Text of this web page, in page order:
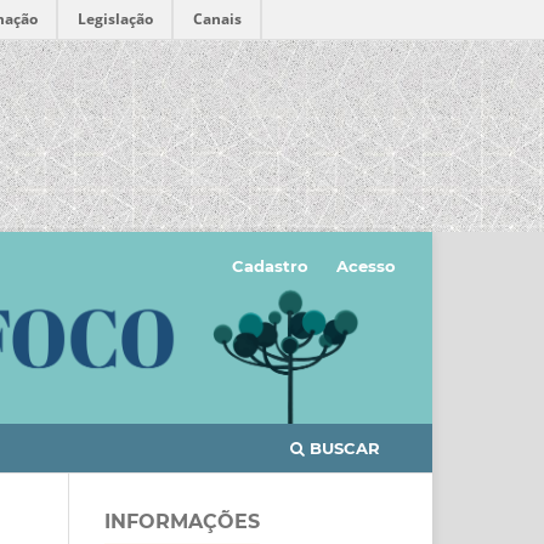
Legislação Canais
BUSCAR
Cadastro Acesso
INFORMAÇÕES